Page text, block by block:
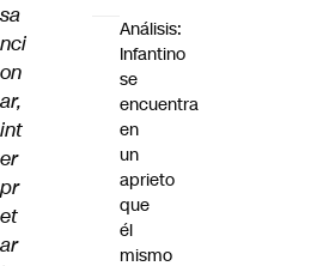
sa
nci
on
ar,
int
er
pr
et
ar
Análisis:
Infantino
se
encuentra
en
un
aprieto
que
él
mismo